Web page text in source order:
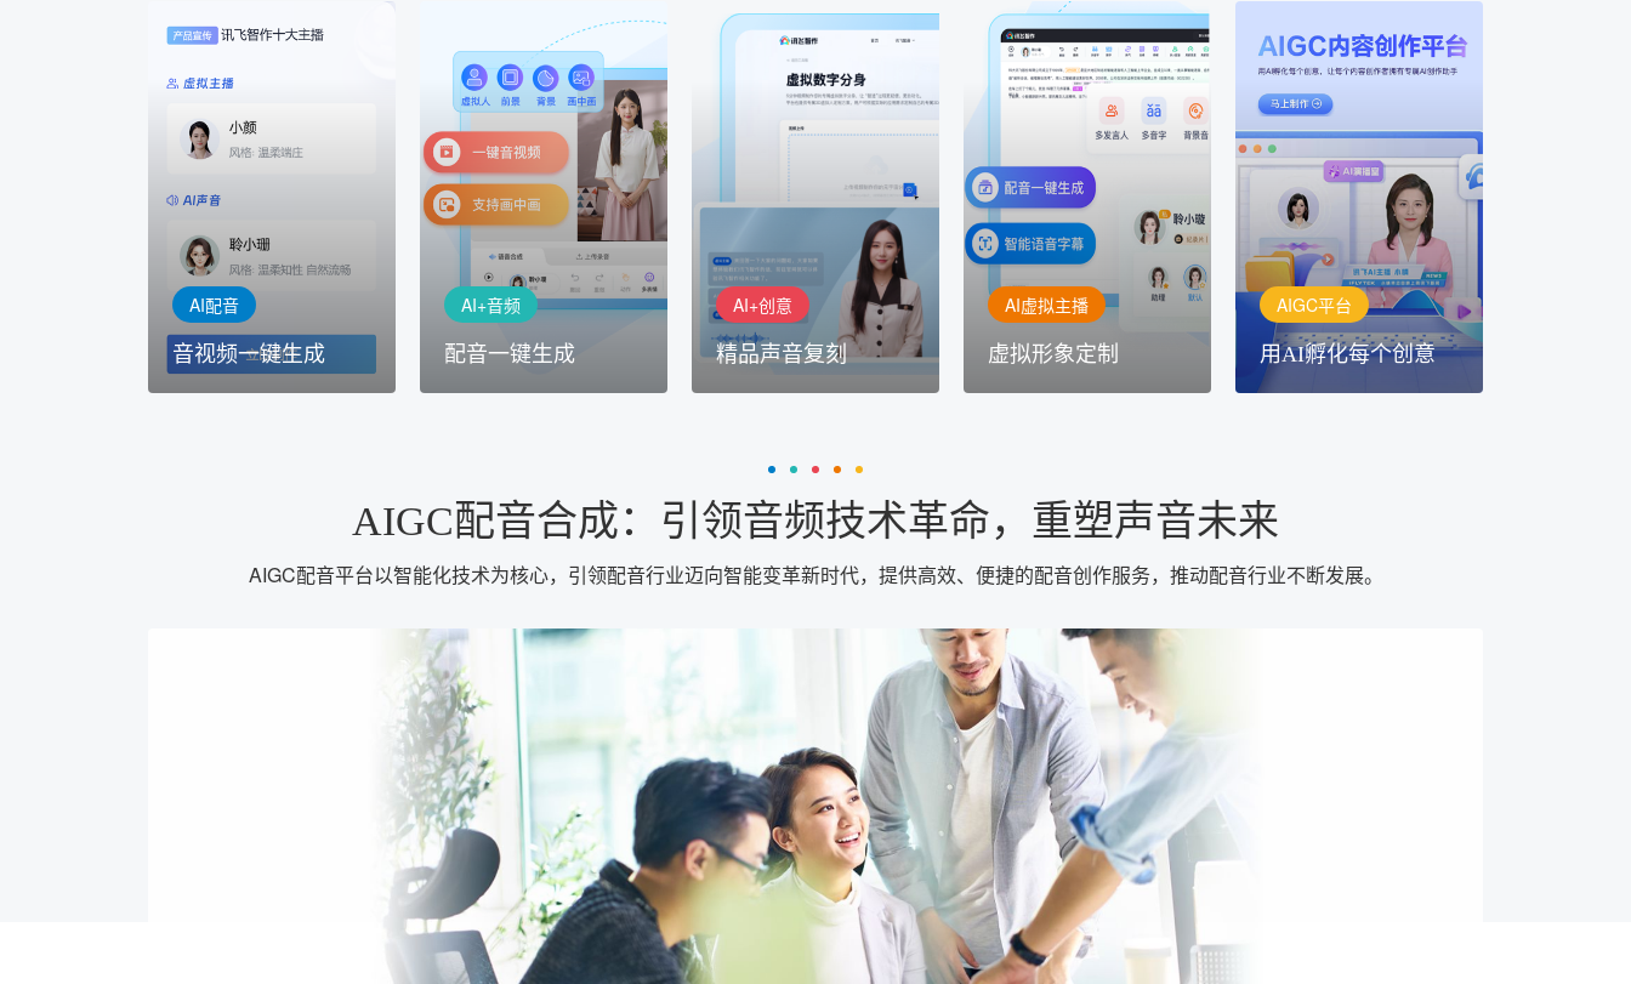
AI配音
音视频一键生成
音视频一键生成
AI+视频：在虚拟"AI演播
键完成音、视频作品的输出
AI+音频
配音一键生成
AI+音频
配音一键生成
AI+音频：基于全球领先的
TTS能力打造的AI音频制作
工具，输入文本、选择发音
人即可一键生成专业音频
AI+创意
精品声音复刻
AI+创意
精品声音复刻
AI+创意：AIGC 能力集中展
示窗口，体验 AIGC 给生活
AI虚拟主播
虚拟形象定制
虚拟形象定制
讯飞智作：让每一个内容创
作者高效生产灵活定制
AIGC平台
用AI孵化每个创意
AIGC平台
用AI孵化每个创意
讯飞AIGC平台：让每个创
作者都拥有自己的专注AI创
作助手
AIGC配音合成：引领音频技术革命，重塑声音未来
AIGC配音平台以智能化技术为核心，引领配音行业迈向智能变革新时代，提供高效、便捷的配音创作服务，推动配音行业不断发展。